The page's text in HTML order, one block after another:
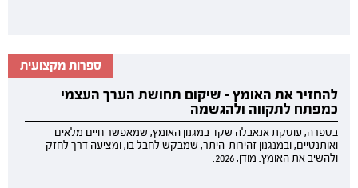
ספרות מקצועית
להחזיר את האומץ - שיקום תחושת הערך העצמי
כמפתח לתקווה ולהגשמה
בספרה, עוסקת אנאבלה שקד במגנון האומץ, שמאפשר חיים מלאים
ואותנטיים, ובמנגנון זהירות-היתר, שמבקש לחבל בו, ומציעה דרך לחזק
ולהשיב את האומץ. מודן, 2026.